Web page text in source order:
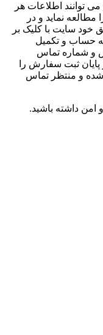
توانند اطلاعات هر
نماید و در
خود سایت با کلیک بر
حساب و تکمیل
و شماره تماس
ثبت سفارش را
و منتظر تماس
امن داشته باشید.